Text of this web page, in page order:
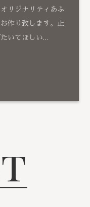
リジナリティあふ
作り致します。止
いてほしい…